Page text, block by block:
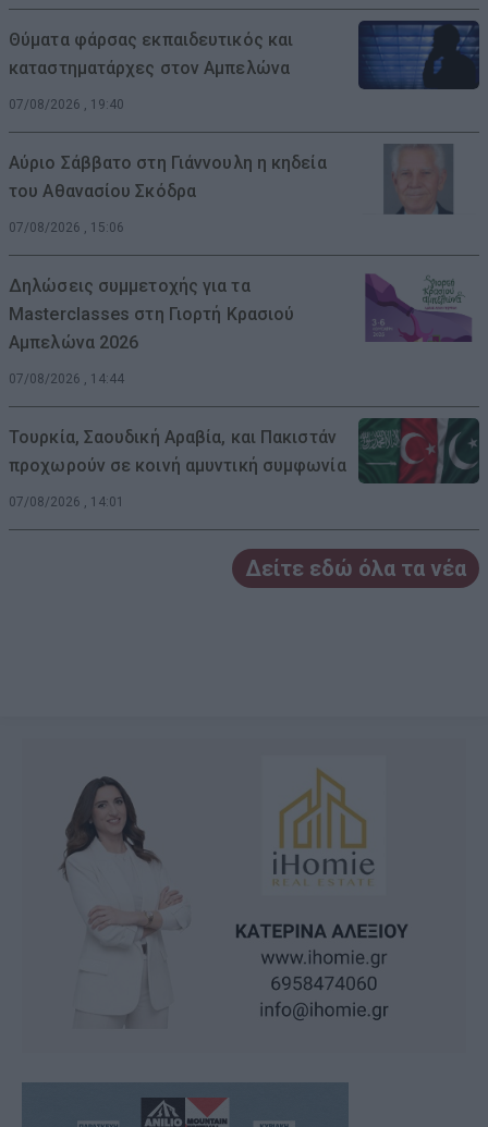
Θύματα φάρσας εκπαιδευτικός και
καταστηματάρχες στον Αμπελώνα
07/08/2026 , 19:40
Αύριο Σάββατο στη Γιάννουλη η κηδεία
του Αθανασίου Σκόδρα
07/08/2026 , 15:06
Δηλώσεις συμμετοχής για τα
Masterclasses στη Γιορτή Κρασιού
Αμπελώνα 2026
07/08/2026 , 14:44
Τουρκία, Σαουδική Αραβία, και Πακιστάν
προχωρούν σε κοινή αμυντική συμφωνία
07/08/2026 , 14:01
Δείτε εδώ όλα τα νέα